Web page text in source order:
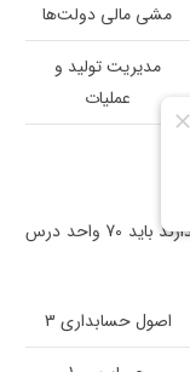
مشی مالی دولت‌ها
مدیریت تولید و
عملیات
داوطلبانی که در این رشته به ادامه تحصیل می‌پردازند باید 70 واحد درس
اصول حسابداری 3